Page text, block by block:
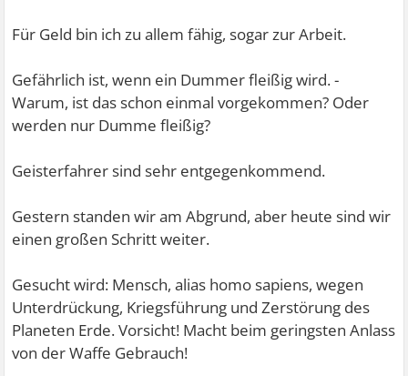
Für Geld bin ich zu allem fähig, sogar zur Arbeit.
Gefährlich ist, wenn ein Dummer fleißig wird. -
Warum, ist das schon einmal vorgekommen? Oder
werden nur Dumme fleißig?
Geisterfahrer sind sehr entgegenkommend.
Gestern standen wir am Abgrund, aber heute sind wir
einen großen Schritt weiter.
Gesucht wird: Mensch, alias homo sapiens, wegen
Unterdrückung, Kriegsführung und Zerstörung des
Planeten Erde. Vorsicht! Macht beim geringsten Anlass
von der Waffe Gebrauch!